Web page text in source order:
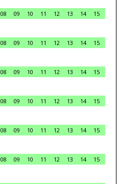
08 09 10 11 12 13 14
15
08 09 10 11 12 13 14
15
08 09 10 11 12 13 14
15
08 09 10 11 12 13 14
15
08 09 10 11 12 13 14
15
08 09 10 11 12 13 14
15